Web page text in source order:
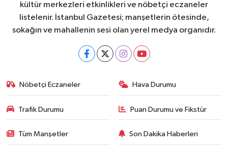
kültür merkezleri etkinlikleri ve nöbetçi eczaneler
listelenir. İstanbul Gazetesi; manşetlerin ötesinde,
sokağın ve mahallenin sesi olan yerel medya organıdır.
Nöbetçi Eczaneler Hava Durumu
Trafik Durumu Puan Durumu ve Fikstür
Tüm Manşetler Son Dakika Haberleri